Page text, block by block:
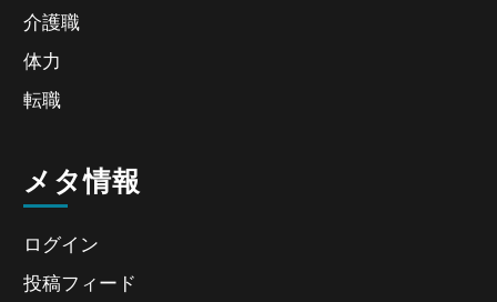
介護職
体力
転職
メタ情報
ログイン
投稿フィード